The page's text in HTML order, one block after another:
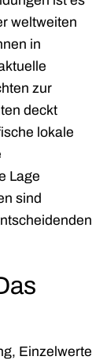
weltweiten
in
zur
deckt
lokale
Lage
sind
Einzelwerte